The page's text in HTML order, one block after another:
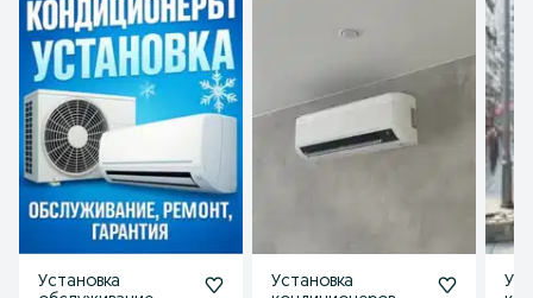
Установка
Установка